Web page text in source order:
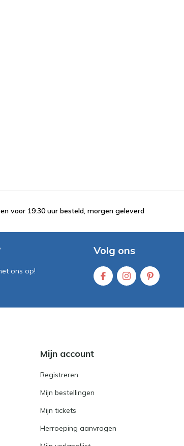
voor 19:30 uur besteld, morgen geleverd
ons op!
Volg ons
Mijn account
Registreren
Mijn bestellingen
Mijn tickets
Herroeping aanvragen